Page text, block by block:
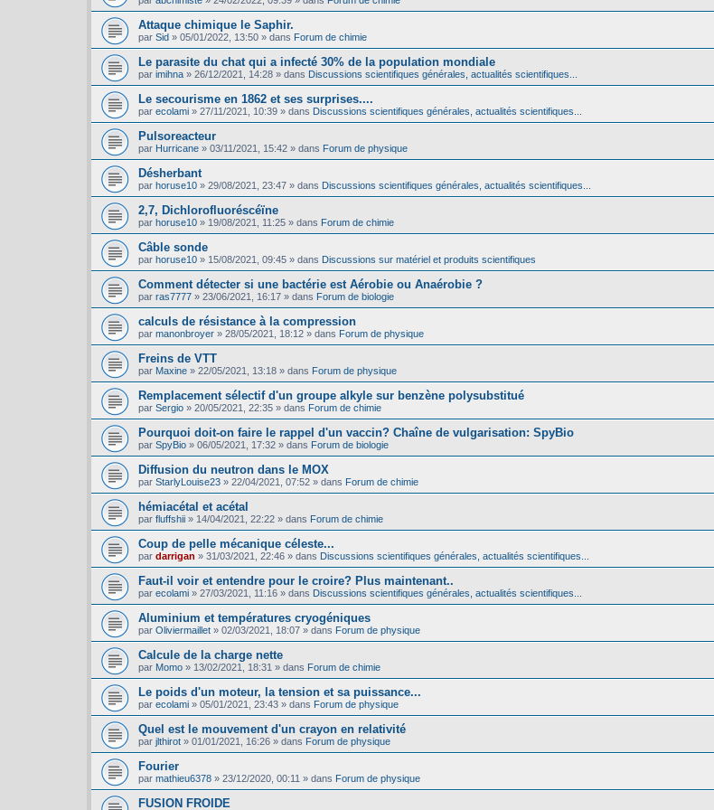
Attaque chimique le Saphir.
par Sid » 05/01/2022, 13:50 » dans Forum de chimie
Le parasite du chat qui a infecté 30% de la population mondiale
par imihna » 26/12/2021, 14:28 » dans Discussions scientifiques générales, actualités scientifiques...
Le secourisme en 1862 et ses surprises....
par ecolami » 27/11/2021, 10:39 » dans Discussions scientifiques générales, actualités scientifiques...
Pulsoreacteur
par Hurricane » 03/11/2021, 15:42 » dans Forum de physique
Désherbant
par horuse10 » 29/08/2021, 23:47 » dans Discussions scientifiques générales, actualités scientifiques...
2,7, Dichlorofluoréscéïne
par horuse10 » 19/08/2021, 11:25 » dans Forum de chimie
Câble sonde
par horuse10 » 15/08/2021, 09:45 » dans Discussions sur matériel et produits scientifiques
Comment détecter si une bactérie est Aérobie ou Anaérobie ?
par ras7777 » 23/06/2021, 16:17 » dans Forum de biologie
calculs de résistance à la compression
par manonbroyer » 28/05/2021, 18:12 » dans Forum de physique
Freins de VTT
par Maxine » 22/05/2021, 13:18 » dans Forum de physique
Remplacement sélectif d'un groupe alkyle sur benzène polysubstitué
par Sergio » 20/05/2021, 22:35 » dans Forum de chimie
Pourquoi doit-on faire le rappel d'un vaccin? Chaîne de vulgarisation: SpyBio
par SpyBio » 06/05/2021, 17:32 » dans Forum de biologie
Diffusion du neutron dans le MOX
par StarlyLouise23 » 22/04/2021, 07:52 » dans Forum de chimie
hémiacétal et acétal
par fluffshii » 14/04/2021, 22:22 » dans Forum de chimie
Coup de pelle mécanique céleste...
par darrigan » 31/03/2021, 22:46 » dans Discussions scientifiques générales, actualités scientifiques...
Faut-il voir et entendre pour le croire? Plus maintenant..
par ecolami » 27/03/2021, 11:16 » dans Discussions scientifiques générales, actualités scientifiques...
Aluminium et températures cryogéniques
par Oliviermaillet » 02/03/2021, 18:07 » dans Forum de physique
Calcule de la charge nette
par Momo » 13/02/2021, 18:31 » dans Forum de chimie
Le poids d'un moteur, la tension et sa puissance...
par ecolami » 05/01/2021, 23:43 » dans Forum de physique
Quel est le mouvement d'un crayon en relativité
par jlthirot » 01/01/2021, 16:26 » dans Forum de physique
Fourier
par mathieu6378 » 23/12/2020, 00:11 » dans Forum de physique
FUSION FROIDE